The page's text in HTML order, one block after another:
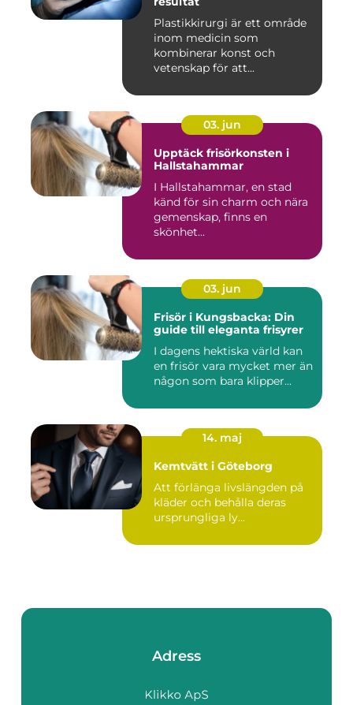
Plastikkirurgi är ett område
inom medicin som
kombinerar konst och
vetenskap för att...
03. jun
Upptäck frisörkonsten i
Hallstahammar
I Hallstahammar, en stad
känd för sin charm och nära
gemenskap, finns en
skönhet...
03. jun
Frisör i Kungsbacka: Din
guide till eleganta frisyrer
I dagens hektiska värld kan
en frisör vara mycket mer än
någon som bara klipper...
14. maj
Kemtvätt i Göteborg
Att förlänga livslängden på
kläder och behålla deras
ursprungliga ly...
Adress